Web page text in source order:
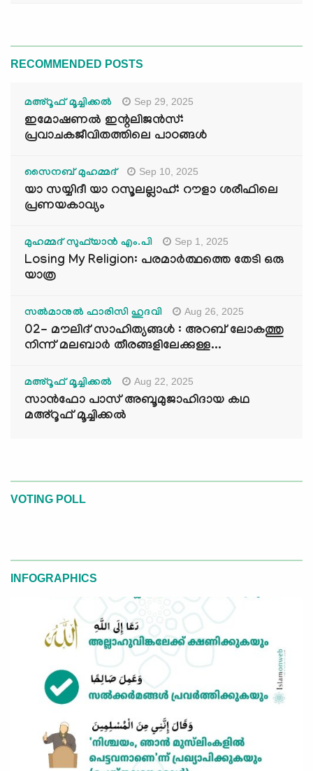
RECOMMENDED POSTS
മഅ്റൂഫ് മൂച്ചിക്കല്‍ Sep 29, 2025
ഇമോഷണൽ ഇന്റലിജൻസ്:
പ്രവാചകജീവിതത്തിലെ പാഠങ്ങൾ
സൈനബ് മുഹമ്മദ് Sep 10, 2025
യാ സയ്യിദീ യാ റസൂലല്ലാഹ്: റൗളാ ശരീഫിലെ
പ്രണയകാവ്യം
മുഹമ്മദ് സുഫ്‌യാൻ എം.പി Sep 1, 2025
Losing My Religion: പരമാർത്ഥത്തെ തേടി ഒരു
യാത്ര
സൽമാനുൽ ഫാരിസി ഹുദവി Aug 26, 2025
02- മൗലിദ് സാഹിത്യങ്ങൾ : അറബ് ലോകത്തു
നിന്ന് മലബാർ തീരങ്ങളിലേക്കുള്ള...
മഅ്റൂഫ് മൂച്ചിക്കല്‍ Aug 22, 2025
സാൻഫോ പാസ് അബൂമുജാഹിദായ കഥ
മഅ്റൂഫ് മൂച്ചിക്കല്‍
VOTING POLL
INFOGRAPHICS